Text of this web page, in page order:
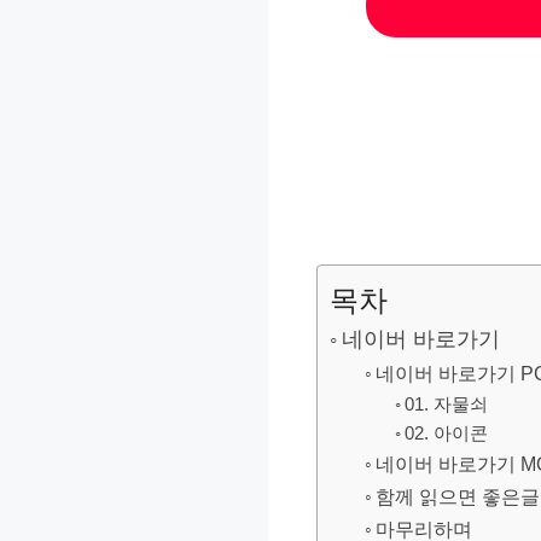
목차
네이버 바로가기
네이버 바로가기
01. 자물쇠
02. 아이콘
네이버 바로가기
함께 읽으면 좋은글
마무리하며